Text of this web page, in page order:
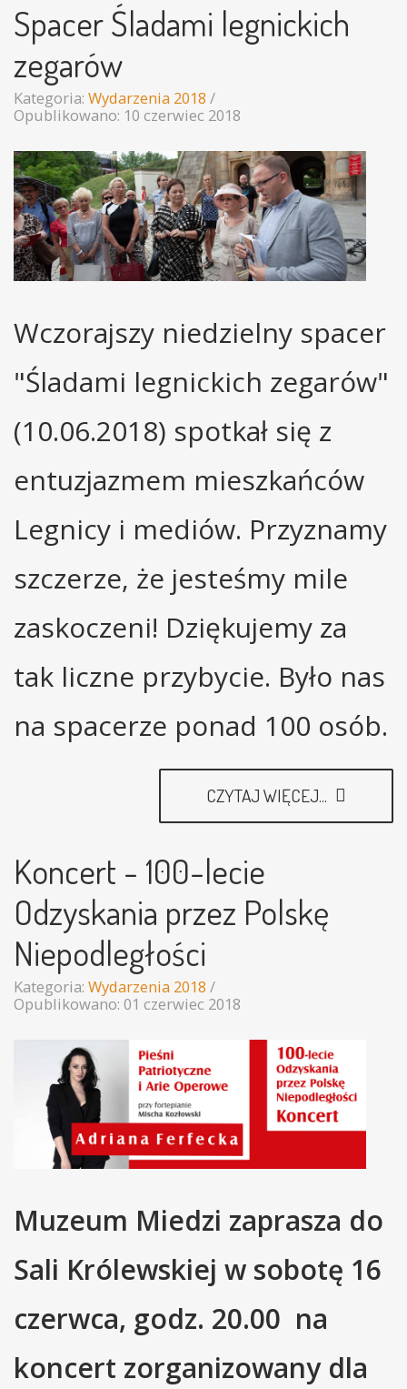
Spacer Śladami legnickich
zegarów
Kategoria: Wydarzenia 2018
Opublikowano: 10 czerwiec 2018
Wczorajszy niedzielny spacer
"Śladami legnickich zegarów"
(10.06.2018) spotkał się z
entuzjazmem mieszkańców
Legnicy i mediów. Przyznamy
szczerze, że jesteśmy mile
zaskoczeni! Dziękujemy za
tak liczne przybycie. Było nas
na spacerze ponad 100 osób.
CZYTAJ WIĘCEJ...
Koncert - 100-lecie
Odzyskania przez Polskę
Niepodległości
Kategoria: Wydarzenia 2018
Opublikowano: 01 czerwiec 2018
Muzeum Miedzi zaprasza do
Sali Królewskiej w sobotę 16
czerwca, godz. 20.00 na
koncert zorganizowany dla